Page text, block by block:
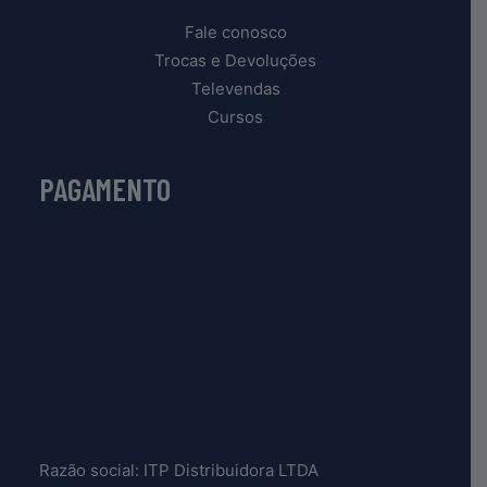
Fale conosco
Trocas e Devoluções
Televendas
Cursos
PAGAMENTO
Razão social: ITP Distribuidora LTDA